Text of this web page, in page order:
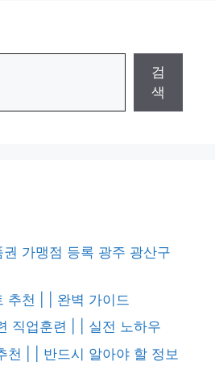
검
색
가맹점 등록 광주 광산구
추천 | | 완벽 가이드
직업훈련 | | 실전 노하우
천 | | 반드시 알아야 할 정보